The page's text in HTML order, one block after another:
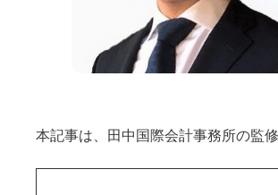
本記事は、田中国際会計事務所の監修